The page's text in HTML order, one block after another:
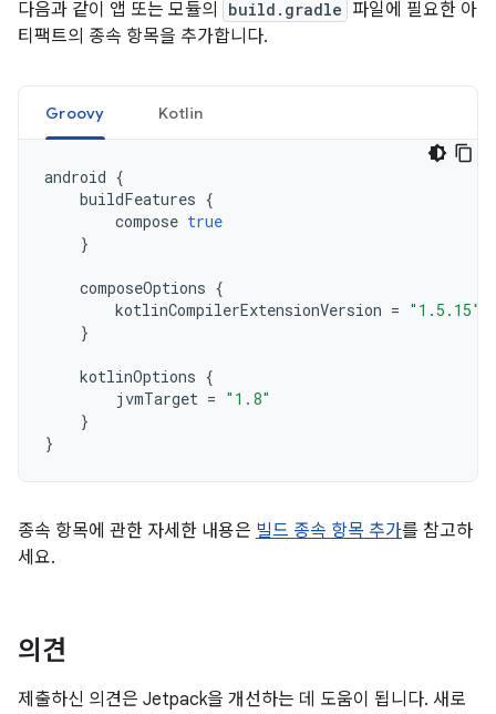
다음과 같이 앱 또는 모듈의 build.gradle 파일에 필요한 아
티팩트의 종속 항목을 추가합니다.
Groovy Kotlin
android {
buildFeatures {
compose true
}
composeOptions {
kotlinCompilerExtensionVersion = "1.5.15"
}
kotlinOptions {
jvmTarget = "1.8"
}
}
종속 항목에 관한 자세한 내용은 빌드 종속 항목 추가를 참고하
세요.
의견
제출하신 의견은 Jetpack을 개선하는 데 도움이 됩니다. 새로